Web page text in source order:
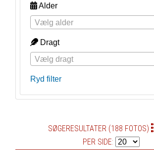
Alder
Vælg alder
Dragt
Vælg dragt
Ryd filter
SØGERESULTATER (188 FOTOS)
PER SIDE: